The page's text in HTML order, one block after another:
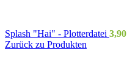
Splash "Hai" - Plotterdatei 3,90
Zurück zu Produkten